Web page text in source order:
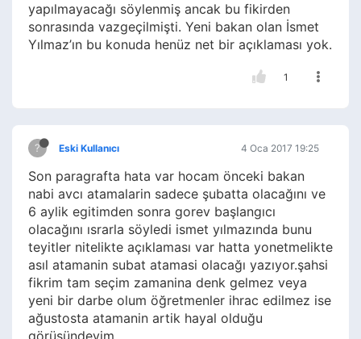
yapılmayacağı söylenmiş ancak bu fikirden
sonrasında vazgeçilmişti. Yeni bakan olan İsmet
Yılmaz’ın bu konuda henüz net bir açıklaması yok.
1
? Eski Kullanıcı 4 Oca 2017 19:25
Son paragrafta hata var hocam önceki bakan
nabi avcı atamalarin sadece şubatta olacağını ve
6 aylik egitimden sonra gorev başlangıcı
olacağını ısrarla söyledi ismet yılmazında bunu
teyitler nitelikte açıklaması var hatta yonetmelikte
asıl atamanin subat atamasi olacağı yazıyor.şahsi
fikrim tam seçim zamanina denk gelmez veya
yeni bir darbe olum öğretmenler ihrac edilmez ise
ağustosta atamanin artik hayal olduğu
görüşündeyim